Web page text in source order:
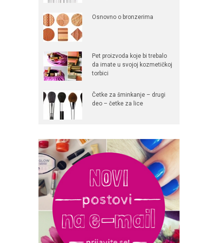
Osnovno o bronzerima
Pet proizvoda koje bi trebalo
da imate u svojoj kozmetičkoj
torbici
Četke za šminkanje – drugi
deo – četke za lice